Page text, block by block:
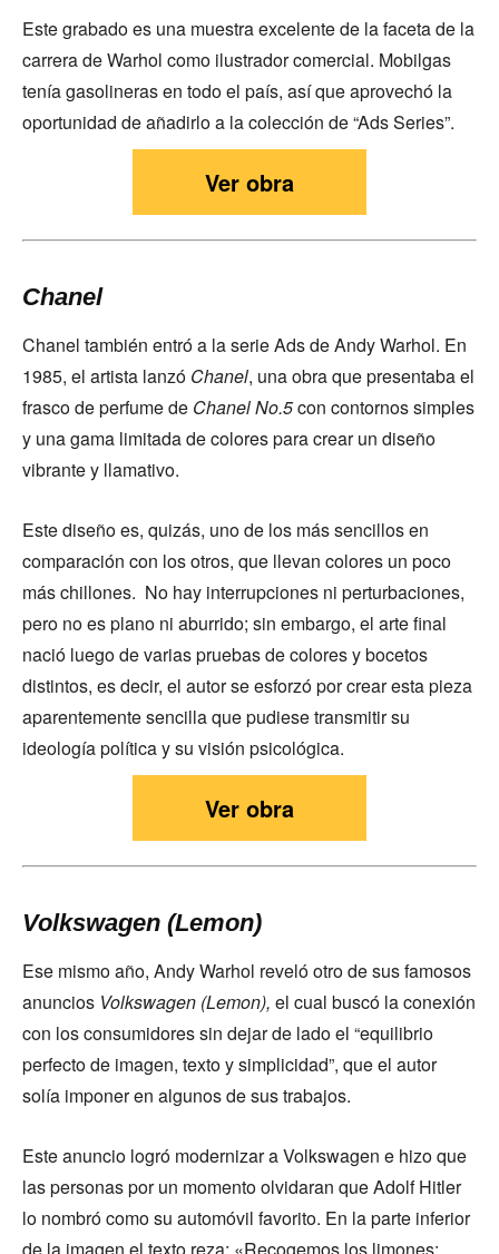
Este grabado es una muestra excelente de la faceta de la
carrera de Warhol como ilustrador comercial. Mobilgas
tenía gasolineras en todo el país, así que aprovechó la
oportunidad de añadirlo a la colección de “Ads Series”.
Ver obra
Chanel
Chanel también entró a la serie Ads de Andy Warhol. En
1985, el artista lanzó Chanel, una obra que presentaba el
frasco de perfume de Chanel No.5con contornos simples
y una gama limitada de colores para crear un diseño
vibrante y llamativo.
Este diseño es, quizás, uno de los más sencillos en
comparación con los otros, que llevan colores un poco
más chillones. No hay interrupciones ni perturbaciones,
pero no es plano ni aburrido; sin embargo, el arte final
nació luego de varias pruebas de colores y bocetos
distintos, es decir, el autor se esforzó por crear esta pieza
aparentemente sencilla que pudiese transmitir su
ideología política y su visión psicológica.
Ver obra
Volkswagen (Lemon)
Ese mismo año, Andy Warhol reveló otro de sus famosos
anuncios Volkswagen (Lemon), el cual buscó la conexión
con los consumidores sin dejar de lado el “equilibrio
perfecto de imagen, texto y simplicidad”, que el autor
solía imponer en algunos de sus trabajos.
Este anuncio logró modernizar a Volkswagen e hizo que
las personas por un momento olvidaran que Adolf Hitler
lo nombró como su automóvil favorito. En la parte inferior